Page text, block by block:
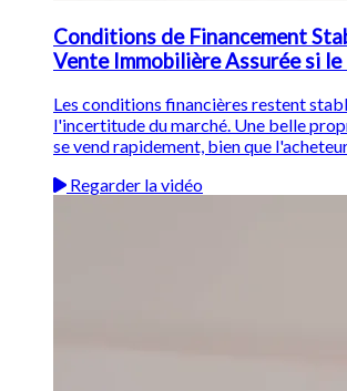
Conditions de Financement
Vente Immobilière Assurée si
Les conditions financières restent
l'incertitude du marché. Une belle
se vend rapidement, bien que
Regarder la vidéo